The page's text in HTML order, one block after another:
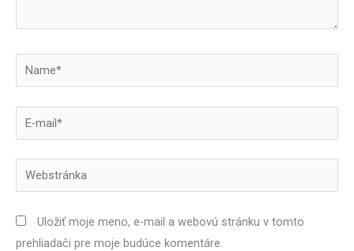
Name*
mail*
Webstránka
Uložiť moje meno, e-mail a webovú stránku v tomto
prehliadači pre moje budúce komentáre.